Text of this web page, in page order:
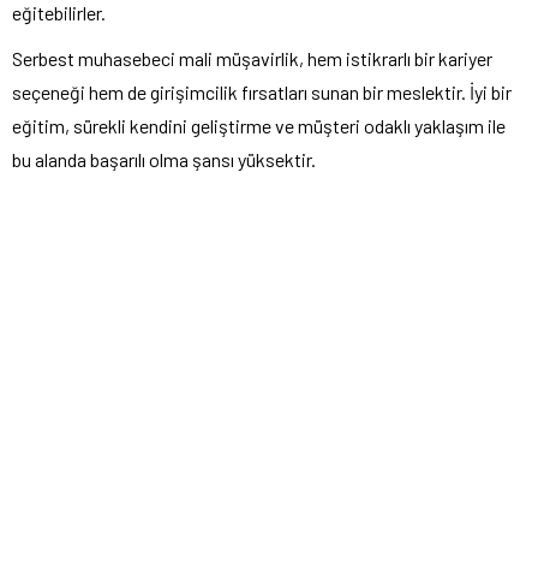
eğitebilirler.
Serbest muhasebeci mali müşavirlik, hem istikrarlı bir kariyer
seçeneği hem de girişimcilik fırsatları sunan bir meslektir. İyi bir
eğitim, sürekli kendini geliştirme ve müşteri odaklı yaklaşım ile
bu alanda başarılı olma şansı yüksektir.